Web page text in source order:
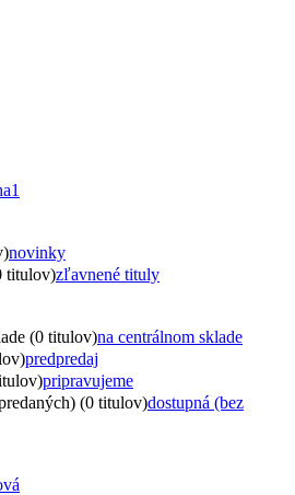
1
novinky
titulov)zľavnené tituly
(0 titulov)na centrálnom sklade
predpredaj
pripravujeme
(0 titulov)dostupná (bez